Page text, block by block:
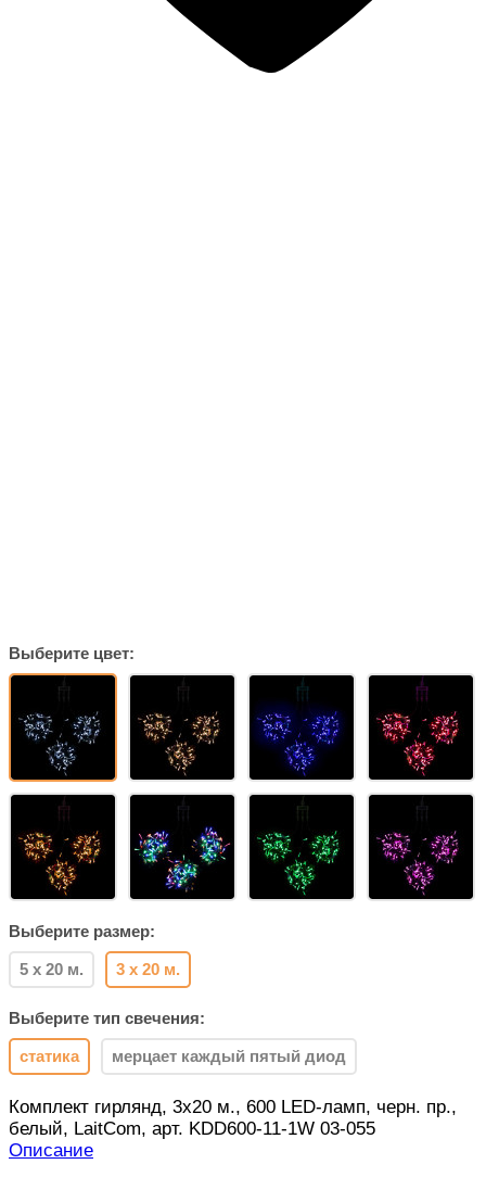
Выберите цвет:
Выберите размер:
5 х 20 м. 3 х 20 м.
Выберите тип свечения:
статика мерцает каждый пятый диод
Комплект гирлянд, 3x20 м., 600 LED-ламп, черн. пр.,
белый, LaitCom, арт. KDD600-11-1W 03-055
Описание